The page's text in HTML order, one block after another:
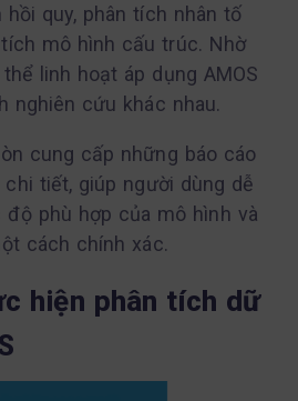
quy, phân tích nhân tố
mô hình cấu trúc. Nhờ
linh hoạt áp dụng AMOS
nghiên cứu khác nhau.
cung cấp những báo cáo
tiết, giúp người dùng dễ
độ phù hợp của mô hình và
cách chính xác.
hiện phân tích dữ